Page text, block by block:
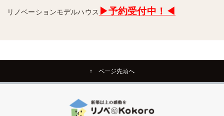
リノベーションモデルハウス ▶予約受付中！◀
↑ ページ先頭へ